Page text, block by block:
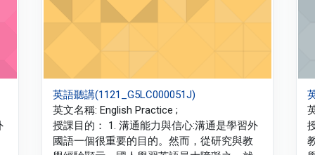
英語聽講(1121_G5LC000051J)
英文名稱: English Practice ;
授課目的： 1. 溝通能力與信心:溝通是學習外
國語一個很重要的目的。然而，從研究與教